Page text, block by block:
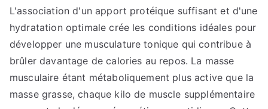
L'association d'un apport protéique suffisant et d'une
hydratation optimale crée les conditions idéales pour
développer une musculature tonique qui contribue à
brûler davantage de calories au repos. La masse
musculaire étant métaboliquement plus active que la
masse grasse, chaque kilo de muscle supplémentaire